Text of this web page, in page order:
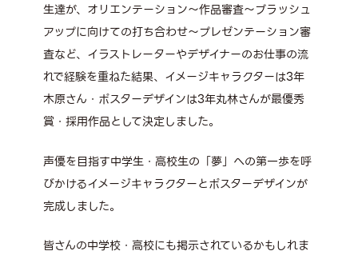
生達が、オリエンテーション～作品審査～ブラッシュ
アップに向けての打ち合わせ～プレゼンテーション審
査など、イラストレーターやデザイナーのお仕事の流
れで経験を重ねた結果、イメージキャラクターは3年
木原さん・ポスターデザインは3年丸林さんが最優秀
賞・採用作品として決定しました。
声優を目指す中学生・高校生の「夢」への第一歩を呼
びかけるイメージキャラクターとポスターデザインが
完成しました。
皆さんの中学校・高校にも掲示されているかもしれま